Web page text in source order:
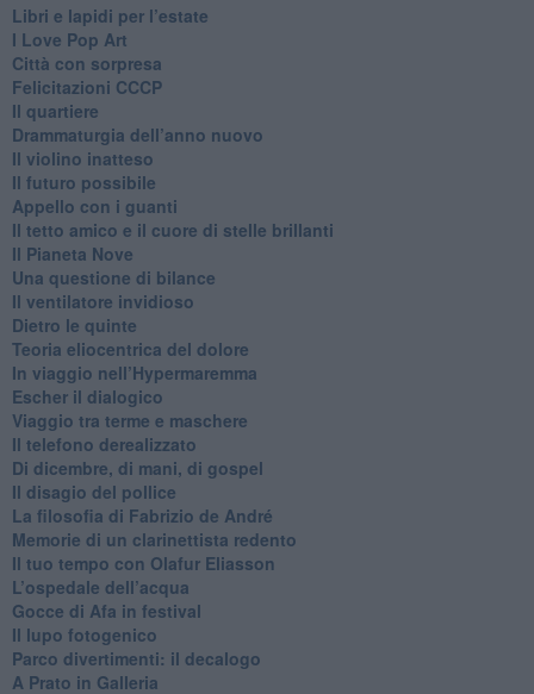
​Libri e lapidi per l’estate
​I Love Pop Art
Città con sorpresa
Felicitazioni CCCP
​Il quartiere
​Drammaturgia dell’anno nuovo
​Il violino inatteso
​Il futuro possibile
​Appello con i guanti
​Il tetto amico e il cuore di stelle brillanti
​Il Pianeta Nove
​Una questione di bilance
​Il ventilatore invidioso
​Dietro le quinte
​Teoria eliocentrica del dolore
In viaggio nell’Hypermaremma
​Escher il dialogico
​Viaggio tra terme e maschere
Il telefono derealizzato
​Di dicembre, di mani, di gospel
​Il disagio del pollice
​La filosofia di Fabrizio de André
Memorie di un clarinettista redento
​Il tuo tempo con Olafur Eliasson
​L’ospedale dell’acqua
​Gocce di Afa in festival
​Il lupo fotogenico
​Parco divertimenti: il decalogo
​A Prato in Galleria